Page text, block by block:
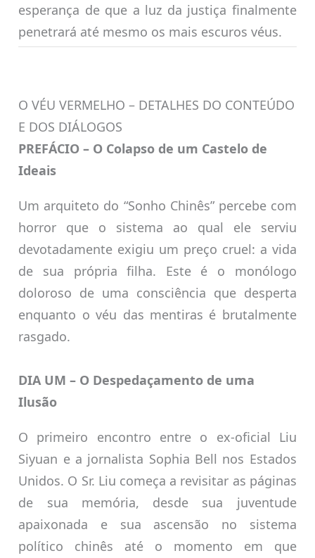
esperança de que a luz da justiça finalmente
penetrará até mesmo os mais escuros véus.
O VÉU VERMELHO – DETALHES DO CONTEÚDO
E DOS DIÁLOGOS
PREFÁCIO – O Colapso de um Castelo de
Ideais
Um arquiteto do “Sonho Chinês” percebe com
horror que o sistema ao qual ele serviu
devotadamente exigiu um preço cruel: a vida
de sua própria filha. Este é o monólogo
doloroso de uma consciência que desperta
enquanto o véu das mentiras é brutalmente
rasgado.
DIA UM – O Despedaçamento de uma
Ilusão
O primeiro encontro entre o ex-oficial Liu
Siyuan e a jornalista Sophia Bell nos Estados
Unidos. O Sr. Liu começa a revisitar as páginas
de sua memória, desde sua juventude
apaixonada e sua ascensão no sistema
político chinês até o momento em que